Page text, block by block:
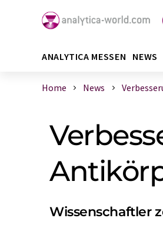
ANALYTICA MESSEN NEWS
Home News
Wissenschaftler